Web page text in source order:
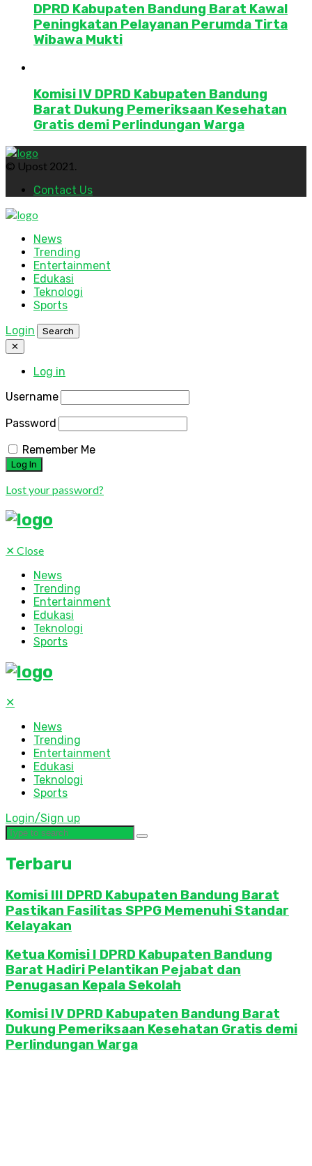
DPRD Kabupaten Bandung Barat Kawal
Peningkatan Pelayanan Perumda Tirta
Wibawa Mukti
Komisi IV DPRD Kabupaten Bandung
Barat Dukung Pemeriksaan Kesehatan
Gratis demi Perlindungan Warga
© Upost 2021.
Contact Us
News
Trending
Entertainment
Edukasi
Teknologi
Sports
Login
Search
✕
Log in
Username
Password
Remember Me
Lost your password?
✕ Close
News
Trending
Entertainment
Edukasi
Teknologi
Sports
✕
News
Trending
Entertainment
Edukasi
Teknologi
Sports
Login/Sign up
Terbaru
Komisi III DPRD Kabupaten Bandung Barat
Pastikan Fasilitas SPPG Memenuhi Standar
Kelayakan
Ketua Komisi I DPRD Kabupaten Bandung
Barat Hadiri Pelantikan Pejabat dan
Penugasan Kepala Sekolah
Komisi IV DPRD Kabupaten Bandung Barat
Dukung Pemeriksaan Kesehatan Gratis demi
Perlindungan Warga